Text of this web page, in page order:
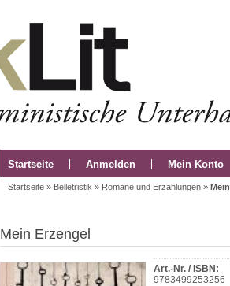
Startseite Anmelden Mein Konto
Startseite » Belletristik » Romane und Erzählungen »
Mein Erzengel
Art.-Nr. / ISBN:
9783499253256